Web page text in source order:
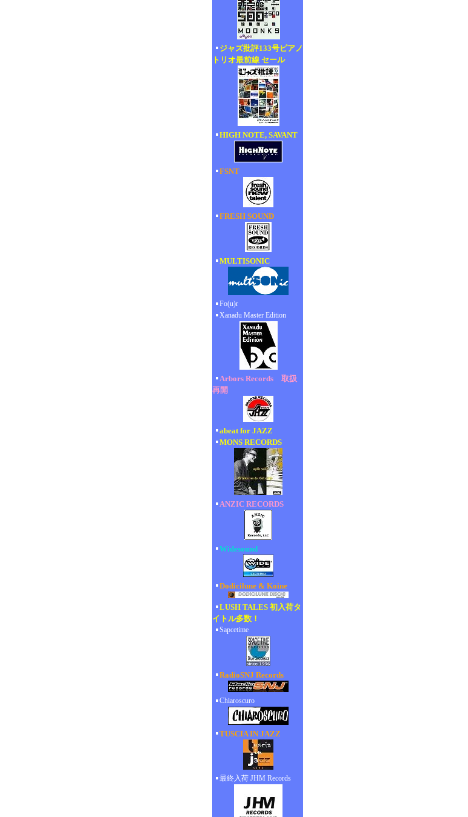
ジャズ批評133号ピアノ
トリオ最前線 セール
HIGH NOTE, SAVANT
FSNT
FRESH SOUND
MULTISONIC
Fo(u)r
Xanadu Master Edition
Arbors Records 取扱
再開
abeat for JAZZ
MONS RECORDS
ANZIC RECORDS
Widesound
Dodicilune & Koine
LUSH TALES 初入荷タ
イトル多数！
Sapcetime
RadioSNJ Records
Chiaroscuro
TUSCIA IN JAZZ
最終入荷 JHM Records